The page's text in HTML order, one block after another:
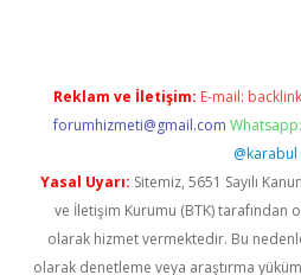
Reklam ve İletişim: E-mail:
forumhizmeti@gmail.com
@karabul
Yasal Uyarı: Sitemiz, 5651 Sayılı
ve İletişim Kurumu (BTK) tarafından
olarak hizmet vermektedir. Bu
olarak denetleme veya araştırma